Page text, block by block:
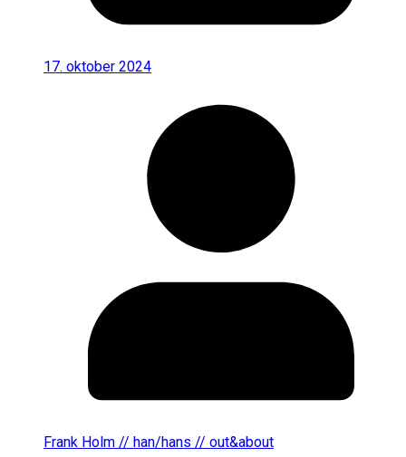
17. oktober 2024
Frank Holm // han/hans // out&about